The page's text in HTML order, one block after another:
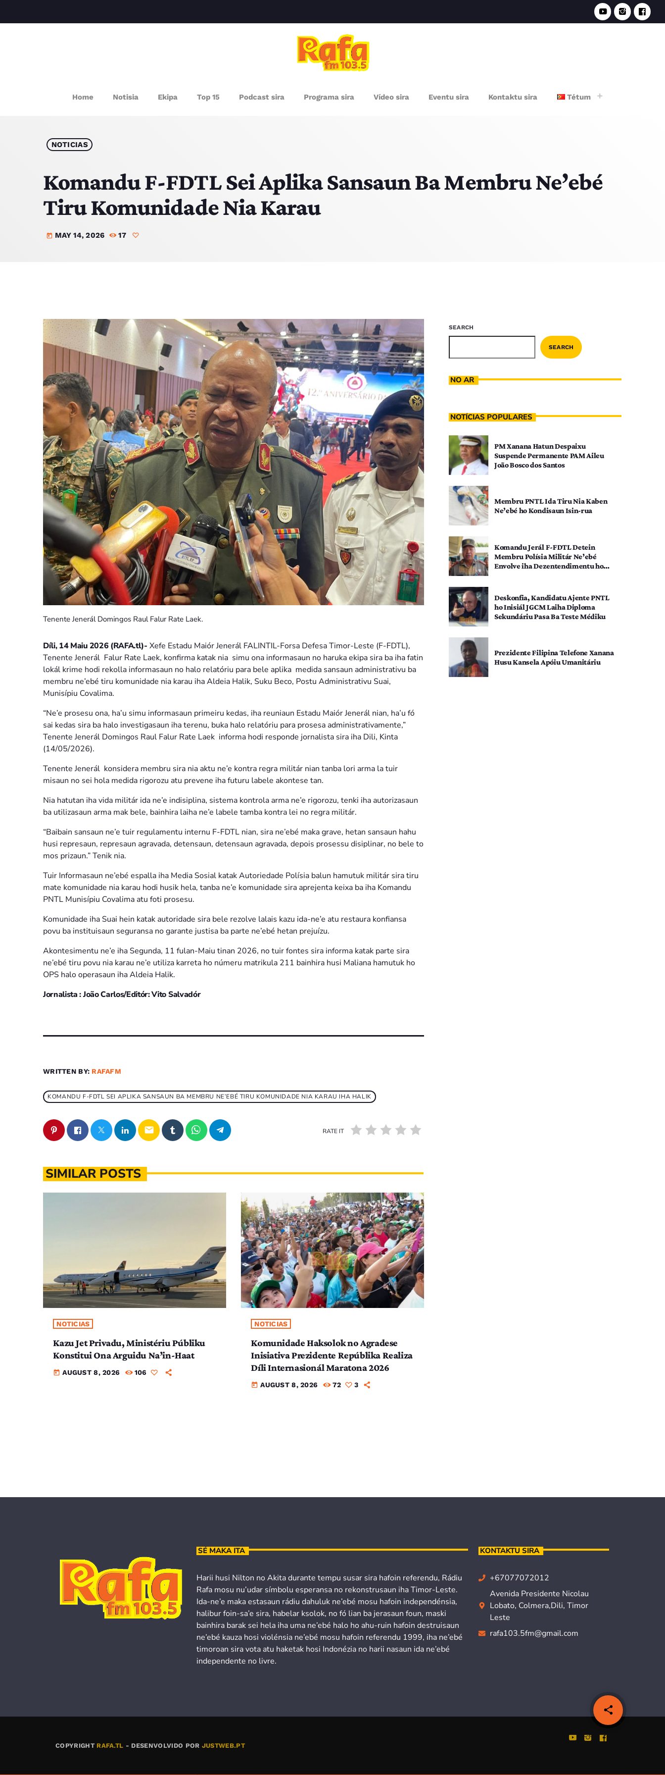
Home Notisia Ekipa Top 15 Podcast sira Programa sira Vídeo sira Eventu sira Kontaktu sira Tétum
NOTICIAS
Komandu F-FDTL Sei Aplika Sansaun Ba Membru Ne’ebé
Tiru Komunidade Nia Karau
today MAY 14, 2026 17
share
email
Tenente Jenerál Domingos Raul Falur Rate Laek.
Díli, 14 Maiu 2026 (RAFA.tl)- Xefe Estadu Maiór Jenerál FALINTIL-Forsa Defesa Timor-Leste (F-FDTL),
Tenente Jenerál Falur Rate Laek, konfirma katak nia simu ona informasaun no haruka ekipa sira ba iha fatin
lokál krime hodi rekolla informasaun no halo relatóriu para bele aplika medida sansaun administrativu ba
membru ne’ebé tiru komunidade nia karau iha Aldeia Halik, Suku Beco, Postu Administrativu Suai,
Munisípiu Covalima.
“Ne’e prosesu ona, ha’u simu informasaun primeiru kedas, iha reuniaun Estadu Maiór Jenerál nian, ha’u fó
sai kedas sira ba halo investigasaun iha terenu, buka halo relatóriu para prosesa administrativamente,”
Tenente Jenerál Domingos Raul Falur Rate Laek informa hodi responde jornalista sira iha Dili, Kinta
(14/05/2026).
Tenente Jenerál konsidera membru sira nia aktu ne’e kontra regra militár nian tanba lori arma la tuir
misaun no sei hola medida rigorozu atu prevene iha futuru labele akontese tan.
Nia hatutan iha vida militár ida ne’e indisiplina, sistema kontrola arma ne’e rigorozu, tenki iha autorizasaun
ba utilizasaun arma mak bele, bainhira laiha ne’e labele tamba kontra lei no regra militár.
“Baibain sansaun ne’e tuir regulamentu internu F-FDTL nian, sira ne’ebé maka grave, hetan sansaun hahu
husi represaun, represaun agravada, detensaun, detensaun agravada, depois prosessu disiplinar, no bele to
mos prizaun.” Tenik nia.
Tuir Informasaun ne’ebé espalla iha Media Sosial katak Autoriedade Polísia balun hamutuk militár sira tiru
mate komunidade nia karau hodi husik hela, tanba ne’e komunidade sira aprejenta keixa ba iha Komandu
PNTL Munisípiu Covalima atu foti prosesu.
Komunidade iha Suai hein katak autoridade sira bele rezolve lalais kazu ida-ne’e atu restaura konfiansa
povu ba instituisaun seguransa no garante justisa ba parte ne’ebé hetan prejuízu.
Akontesimentu ne’e iha Segunda, 11 fulan-Maiu tinan 2026, no tuir fontes sira informa katak parte sira
ne’ebé tiru povu nia karau ne’e utiliza karreta ho númeru matrikula 211 bainhira husi Maliana hamutuk ho
OPS halo operasaun iha Aldeia Halik.
Jornalista : João Carlos/Editór: Vito Salvadór
WRITTEN BY: RAFAFM
KOMANDU F-FDTL SEI APLIKA SANSAUN BA MEMBRU NE’EBÉ TIRU KOMUNIDADE NIA KARAU IHA HALIK
email RATE IT
SIMILAR POSTS
NOTICIAS
Kazu Jet Privadu, Ministériu Públiku
Konstitui Ona Arguidu Na’in-Haat
today AUGUST 8, 2026 106
NOTICIAS
Komunidade Haksolok no Agradese
Inisiativa Prezidente Repúblika Realiza
Díli Internasionál Maratona 2026
today AUGUST 8, 2026 72 3
SEARCH
SEARCH
NO AR
NOTÍCIAS POPULARES
PM Xanana Hatun Despaixu
Suspende Permanente PAM Aileu
João Bosco dos Santos
Membru PNTL Ida Tiru Nia Kaben
Ne’ebé ho Kondisaun Isin-rua
Komandu Jerál F-FDTL Detein
Membru Polísia Militár Ne’ebé
Envolve iha Dezentendimentu ho
Deskonfia, Kandidatu Ajente PNTL
ho Inisiál JGCM Laiha Diploma
Sekundáriu Pasa Ba Teste Médiku
Prezidente Filipina Telefone Xanana
Husu Kansela Apóiu Umanitáriu
SÉ MAKA ITA
Harii husi Nilton no Akita durante tempu susar sira hafoin referendu, Rádiu
Rafa mosu nu’udar símbolu esperansa no rekonstrusaun iha Timor-Leste.
Ida-ne’e maka estasaun rádiu dahuluk ne’ebé mosu hafoin independénsia,
halibur foin-sa’e sira, habelar ksolok, no fó lian ba jerasaun foun, maski
bainhira barak sei hela iha uma ne’ebé halo ho ahu-ruin hafoin destruisaun
ne’ebé kauza hosi violénsia ne’ebé mosu hafoin referendu 1999, iha ne’ebé
timoroan sira vota atu haketak hosi Indonézia no harii nasaun ida ne’ebé
independente no livre.
KONTAKTU SIRA
+67077072012
Avenida Presidente Nicolau
Lobato, Colmera,Dili, Timor
Leste
rafa103.5fm@gmail.com
COPYRIGHT RAFA.TL - DESENVOLVIDO POR JUSTWEB.PT